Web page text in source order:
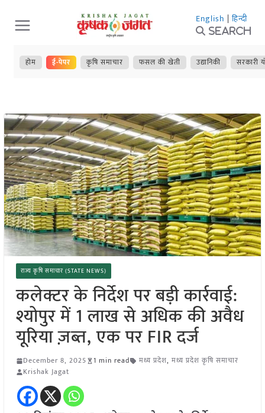
Skip
to
content
English | हिन्दी
Search
होम ई-पेपर कृषि समाचार फसल की खेती उद्यानिकी सरकारी
राज्य कृषि समाचार (STATE NEWS)
कलेक्टर के निर्देश पर बड़ी कार्रवाई:
श्योपुर में 1 लाख से अधिक की अवैध
यूरिया ज़ब्त, एक पर FIR दर्ज
December 8, 2025 1 min read मध्य प्रदेश, मध्य प्रदेश कृषि समाचार
Krishak Jagat